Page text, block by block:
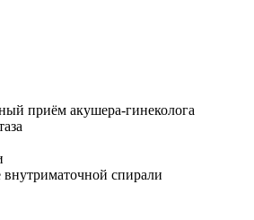
приём акушера-гинеколога
внутриматочной спирали